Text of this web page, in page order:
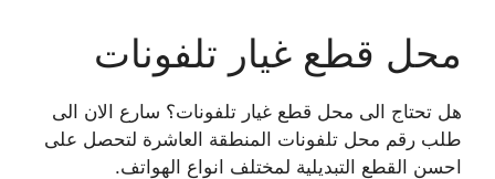
محل قطع غيار تلفونات
هل تحتاج الى محل قطع غيار تلفونات؟ سارع الان الى
طلب رقم محل تلفونات المنطقة العاشرة لتحصل على
احسن القطع التبديلية لمختلف انواع الهواتف.